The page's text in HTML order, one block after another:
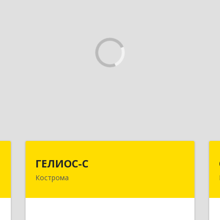
ГЕЛИОС-С
Кострома
156026, Костромская обл, г.о. город